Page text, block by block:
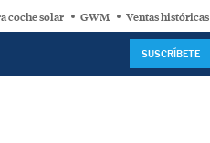
coche solar GWM Ventas históricas
SUSCRÍBETE